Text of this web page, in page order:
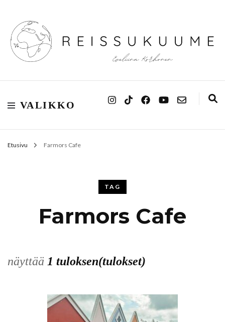
Reissukuume
VALIKKO
Etusivu Farmors Cafe
TAG
Farmors Cafe
näyttää 1 tuloksen(tulokset)